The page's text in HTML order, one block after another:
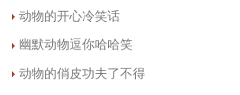
动物的开心冷笑话
幽默动物逗你哈哈笑
动物的俏皮功夫了不得